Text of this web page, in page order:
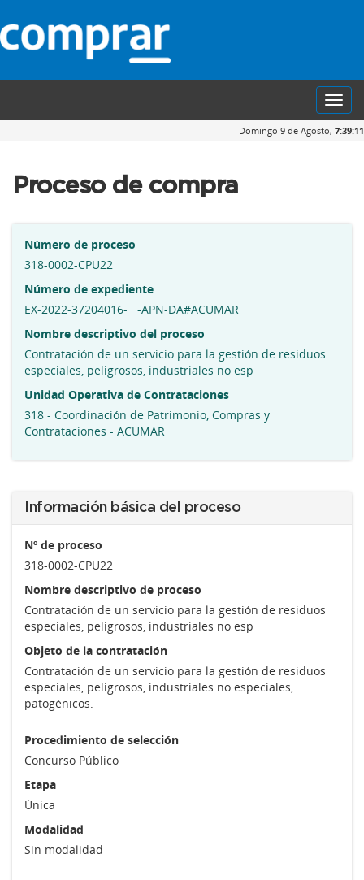
Domingo 9 de Agosto, 7:39:11
Proceso de compra
Número de proceso
318-0002-CPU22
Número de expediente
EX-2022-37204016- -APN-DA#ACUMAR
Nombre descriptivo del proceso
Contratación de un servicio para la gestión de residuos
especiales, peligrosos, industriales no esp
Unidad Operativa de Contrataciones
318 - Coordinación de Patrimonio, Compras y
Contrataciones - ACUMAR
Información básica del proceso
Nº de proceso
318-0002-CPU22
Nombre descriptivo de proceso
Contratación de un servicio para la gestión de residuos
especiales, peligrosos, industriales no esp
Objeto de la contratación
Contratación de un servicio para la gestión de residuos
especiales, peligrosos, industriales no especiales,
patogénicos.
Procedimiento de selección
Concurso Público
Etapa
Única
Modalidad
Sin modalidad